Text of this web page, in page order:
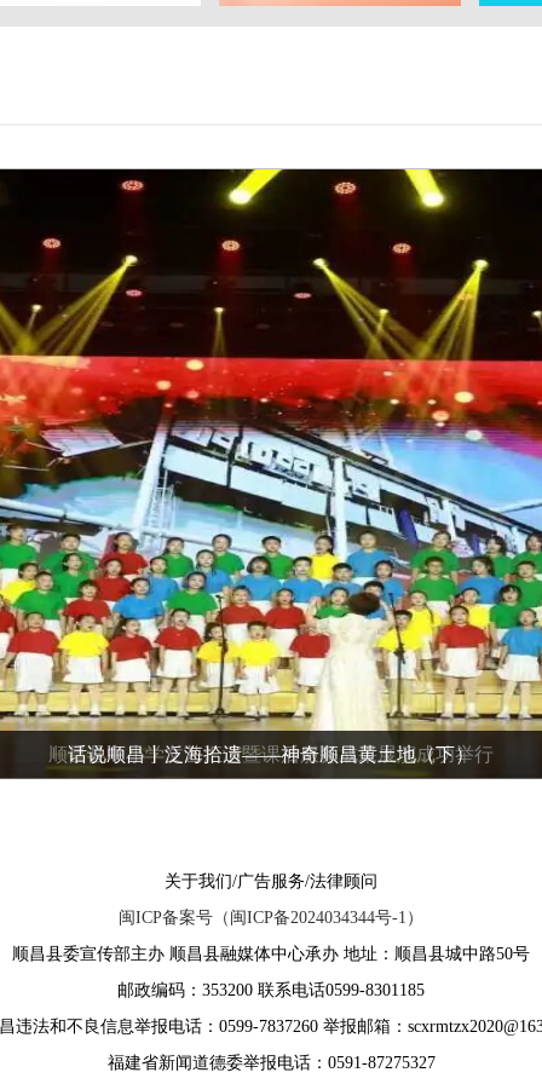
网络中国节·春节丨春节赏樱正当时 顺昌上湖古村引客来
顺昌县中小学文艺汇演暨课后服务成果展演成功举行
话说顺昌丨泛海拾遗——神奇顺昌黄土地（下）
关于我们/广告服务/法律顾问
闽ICP备案号（闽ICP备2024034344号-1）
顺昌县委宣传部主办 顺昌县融媒体中心承办 地址：顺昌县城中路50号
邮政编码：353200 联系电话0599-8301185
违法和不良信息举报电话：0599-7837260 举报邮箱：
福建省新闻道德委举报电话：0591-87275327